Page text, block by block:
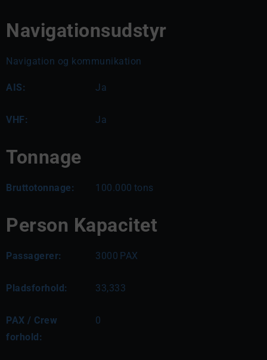
Navigationsudstyr
Navigation og kommunikation
AIS: Ja
VHF: Ja
Tonnage
Bruttotonnage: 100.000 tons
Person Kapacitet
Passagerer: 3000 PAX
Pladsforhold: 33,333
PAX / Crew
forhold:
0